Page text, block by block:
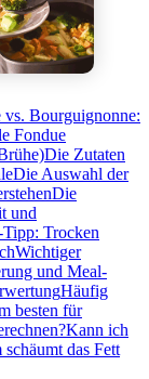
vs. Bourguignonne:
Fondue
Die Zutaten
Die Auswahl der
Die
und
Trocken
Wichtiger
und Meal-
Häufig
besten für
Kann ich
schäumt das Fett